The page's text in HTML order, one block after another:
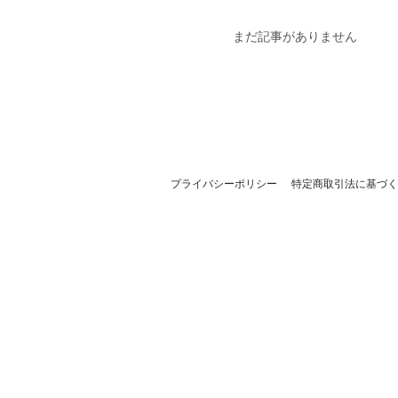
まだ記事がありません
プライバシーポリシー 特定商取引法に基づ